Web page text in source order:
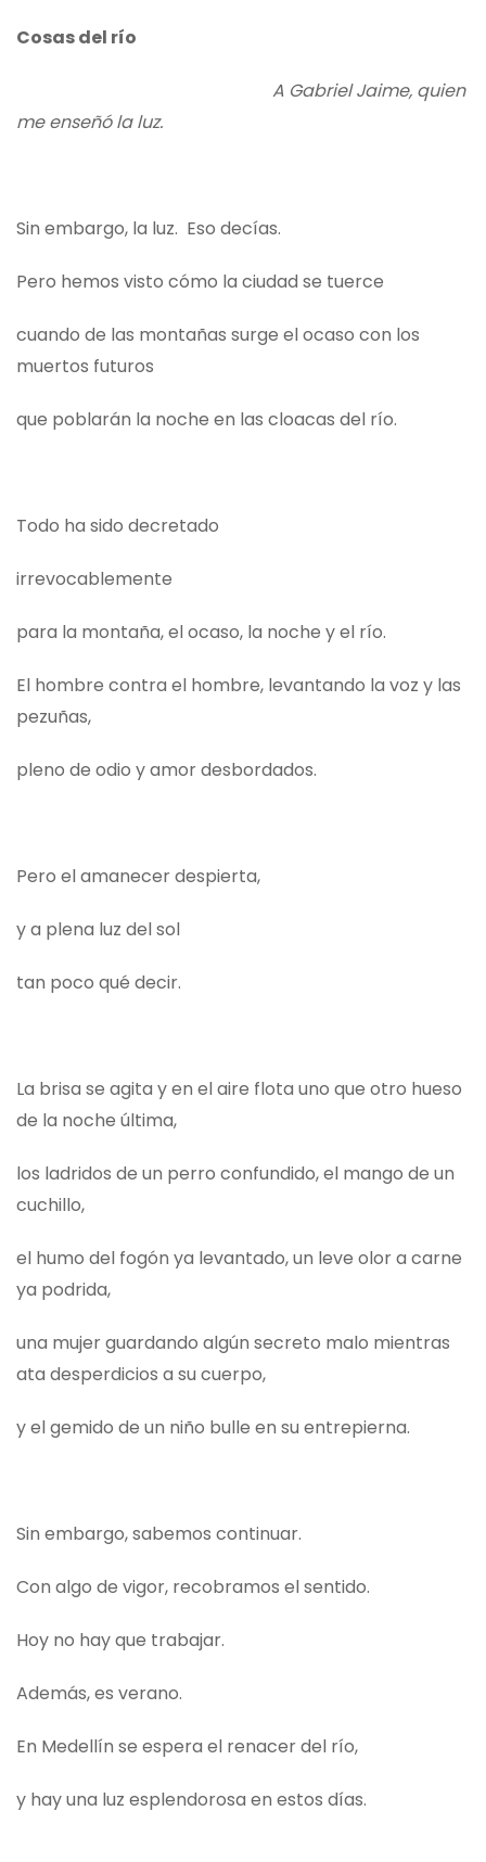
Cosas del río
A Gabriel Jaime, quien
me enseñó la luz.
Sin embargo, la luz. Eso decías.
Pero hemos visto cómo la ciudad se tuerce
cuando de las montañas surge el ocaso con los
muertos futuros
que poblarán la noche en las cloacas del río.
Todo ha sido decretado
irrevocablemente
para la montaña, el ocaso, la noche y el río.
El hombre contra el hombre, levantando la voz y las
pezuñas,
pleno de odio y amor desbordados.
Pero el amanecer despierta,
y a plena luz del sol
tan poco qué decir.
La brisa se agita y en el aire flota uno que otro hueso
de la noche última,
los ladridos de un perro confundido, el mango de un
cuchillo,
el humo del fogón ya levantado, un leve olor a carne
ya podrida,
una mujer guardando algún secreto malo mientras
ata desperdicios a su cuerpo,
y el gemido de un niño bulle en su entrepierna.
Sin embargo, sabemos continuar.
Con algo de vigor, recobramos el sentido.
Hoy no hay que trabajar.
Además, es verano.
En Medellín se espera el renacer del río,
y hay una luz esplendorosa en estos días.